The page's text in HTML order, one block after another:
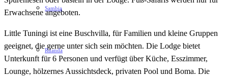
Sambia
Ruanda
Erwachsene angeboten.
Little Tuningi ist eine Buschvilla, für Familien und kleine Gruppen
geeignet, die gerne unter sich sein möchten. Die Lodge bietet
Unterkunft für 6 Personen und verfügt über Küche, Esszimmer,
Lounge, hölzernes Aussichtsdeck, privaten Pool und Boma. Die